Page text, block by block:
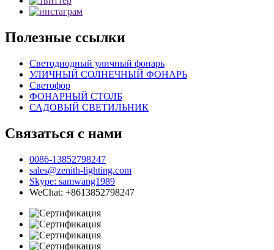
Полезные ссылки
Светодиодный уличный фонарь
УЛИЧНЫЙ СОЛНЕЧНЫЙ ФОНАРЬ
Светофор
ФОНАРНЫЙ СТОЛБ
САДОВЫЙ СВЕТИЛЬНИК
Связаться с нами
0086-13852798247
sales@zenith-lighting.com
Skype: samwang1989
WeChat: +8613852798247